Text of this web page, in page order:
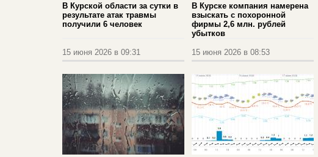
В Курской области за сутки в
результате атак травмы
получили 6 человек
15 июня 2026 в 09:31
В Курске компания намерена
взыскать с похоронной
фирмы 2,6 млн. рублей
убытков
15 июня 2026 в 08:53